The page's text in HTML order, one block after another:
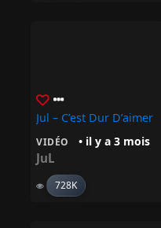
Jul – C’est Dur D’aimer
VIDÉO • il y a 3 mois
JuL
728K